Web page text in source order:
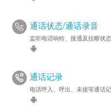
通话状态/通话录音
监听电话响铃、接通及挂断状
通话记录
电话呼入、呼出、未接等通话